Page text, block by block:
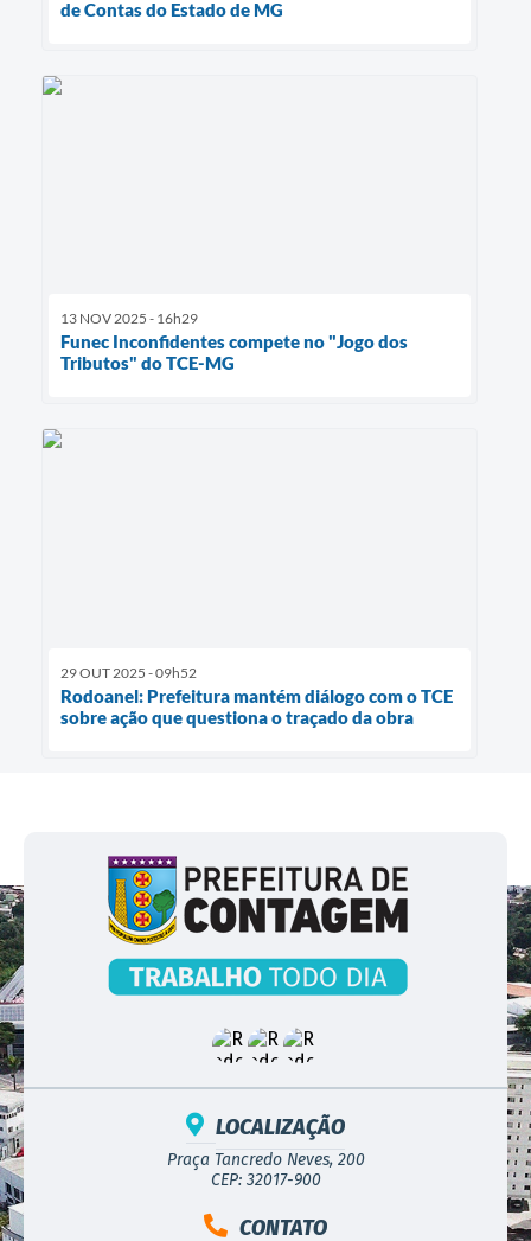
de Contas do Estado de MG
13 NOV 2025 - 16h29
Funec Inconfidentes compete no "Jogo dos
Tributos" do TCE-MG
29 OUT 2025 - 09h52
Rodoanel: Prefeitura mantém diálogo com o TCE
sobre ação que questiona o traçado da obra
LOCALIZAÇÃO
Praça Tancredo Neves, 200
CEP: 32017-900
CONTATO